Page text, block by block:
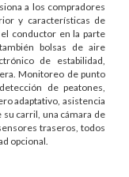
a los compradores
y características de
conductor en la parte
bolsas de aire
de estabilidad,
Monitoreo de punto
de peatones,
adaptativo, asistencia
su carril, una cámara de
traseros, todos
opcional.